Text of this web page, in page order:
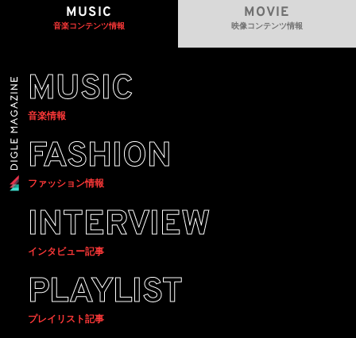
MUSIC
音楽コンテンツ情報
MOVIE
映像コンテンツ情報
MUSIC
音楽情報
FASHION
ファッション情報
INTERVIEW
インタビュー記事
PLAYLIST
プレイリスト記事